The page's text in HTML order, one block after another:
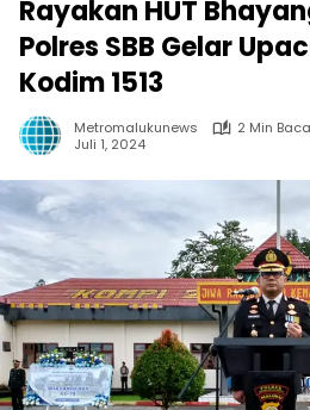
Rayakan HUT
Polres SBB Gelar
Kodim 1513
Metromalukunews
2 Min Baca
Juli 1, 2024